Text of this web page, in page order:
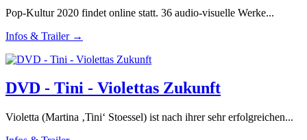
Pop-Kultur 2020 findet online statt. 36 audio-visuelle Werke...
Infos & Trailer →
DVD - Tini - Violettas Zukunft
Violetta (Martina ‚Tini‘ Stoessel) ist nach ihrer sehr erfolgreichen...